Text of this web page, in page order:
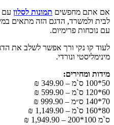
אם אתם מחפשים תמונות לסלון עם
לבית ולמשרד, הדגם הזה מתאים
עם נוכחות פרימיום.
לעוד קו נקי ורך אפשר לשלב את
מינימליסטי ונורדי.
מידות ומחירים:
50*100 ס`מ – 349.90 ₪
60*120 ס`מ – 599.90 ₪
70*140 ס״מ – 999.90 ₪
80*160 ס`מ – 1,149.90 ₪
ס`מ 100*200 – 1,949.90 ₪